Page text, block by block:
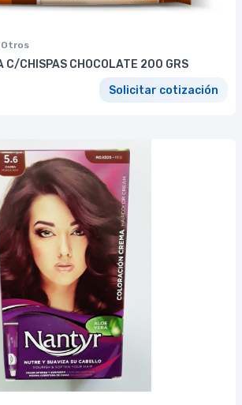
Otros
C/CHISPAS CHOCOLATE 200 GRS
Solicitar cotización